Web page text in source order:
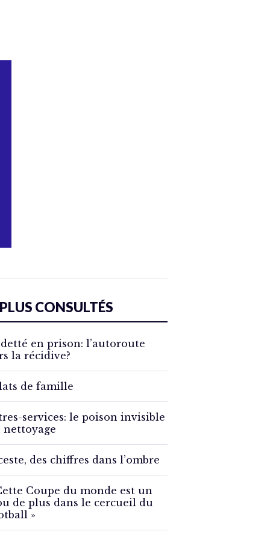
CONSULTÉS
en prison: l’autoroute
la récidive?
de famille
services: le poison invisible
nettoyage
des chiffres dans l’ombre
Coupe du monde est un
de plus dans le cercueil du
»